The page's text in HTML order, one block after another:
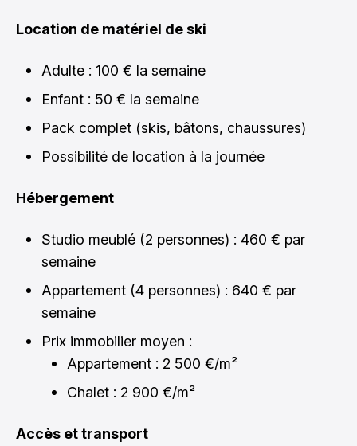
Location de matériel de ski
Adulte : 100 € la semaine
Enfant : 50 € la semaine
Pack complet (skis, bâtons, chaussures)
Possibilité de location à la journée
Hébergement
Studio meublé (2 personnes) : 460 € par
semaine
Appartement (4 personnes) : 640 € par
semaine
Prix immobilier moyen :
Appartement : 2 500 €/m²
Chalet : 2 900 €/m²
Accès et transport